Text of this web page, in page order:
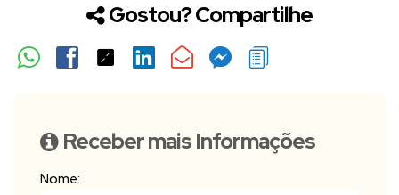
Gostou? Compartilhe
Receber mais Informações
Nome: